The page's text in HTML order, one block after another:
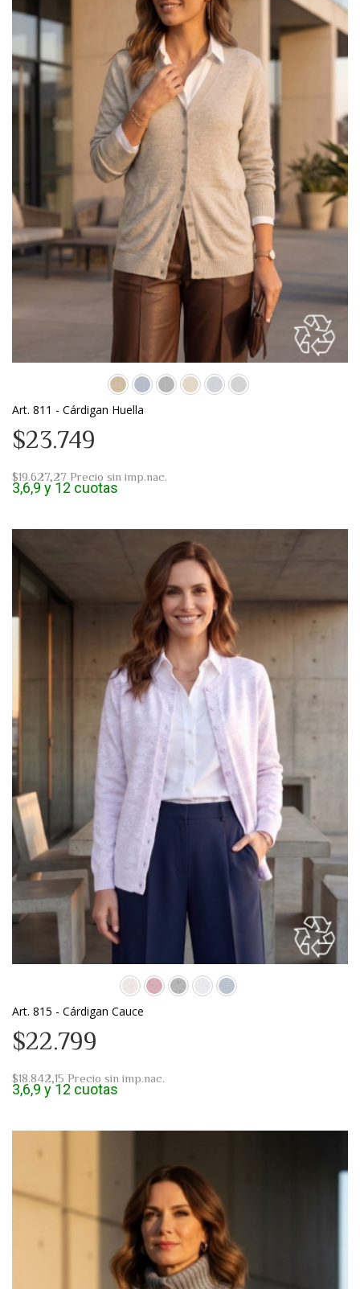
Art. 811 - Cárdigan Huella
$23.749
$19.627,27 Precio sin imp.nac.
3,6,9 y 12 cuotas
Art. 815 - Cárdigan Cauce
$22.799
$18.842,15 Precio sin imp.nac.
3,6,9 y 12 cuotas